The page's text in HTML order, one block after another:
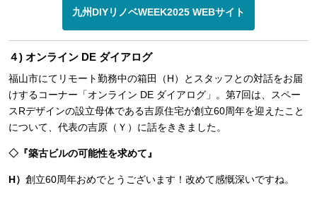
九州DIYリノベWEEK2025 WEBサイト
４) オンライン DE ダイアログ
福山市にてリモート勤務中の箱田（H）とスタッフとの対話をお届
けするコーナー「オンライン DE ダイアログ」。第7回は、スペー
スRデザインの設立母体である吉原住宅が創立60周年を迎えたこと
について、代表の吉原（Ｙ）に話をききました。
◇『築古ビルの可能性を求めて』
H） 創立60周年おめでとうございます！改めて感慨深いですね。